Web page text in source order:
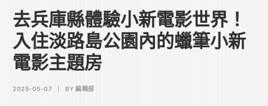
去兵庫縣體驗小新電影世界！
入住淡路島公園內的蠟筆小新
電影主題房
2025-05-07 BY 編輯部